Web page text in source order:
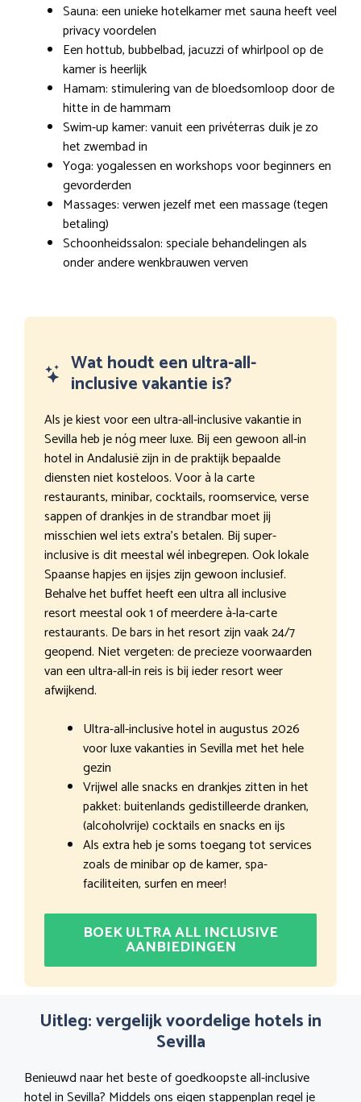
Sauna: een unieke hotelkamer met sauna heeft veel
privacy voordelen
Een hottub, bubbelbad, jacuzzi of whirlpool op de
kamer is heerlijk
Hamam: stimulering van de bloedsomloop door de
hitte in de hammam
Swim-up kamer: vanuit een privéterras duik je zo
het zwembad in
Yoga: yogalessen en workshops voor beginners en
gevorderden
Massages: verwen jezelf met een massage (tegen
betaling)
Schoonheidssalon: speciale behandelingen als
onder andere wenkbrauwen verven
Wat houdt een ultra-all-
inclusive vakantie is?
Als je kiest voor een ultra-all-inclusive vakantie in
Sevilla heb je nóg meer luxe. Bij een gewoon all-in
hotel in Andalusië zijn in de praktijk bepaalde
diensten niet kosteloos. Voor à la carte
restaurants, minibar, cocktails, roomservice, verse
sappen of drankjes in de strandbar moet jij
misschien wel iets extra’s betalen. Bij super-
inclusive is dit meestal wél inbegrepen. Ook lokale
Spaanse hapjes en ijsjes zijn gewoon inclusief.
Behalve het buffet heeft een ultra all inclusive
resort meestal ook 1 of meerdere à-la-carte
restaurants. De bars in het resort zijn vaak 24/7
geopend. Niet vergeten: de precieze voorwaarden
van een ultra-all-in reis is bij ieder resort weer
afwijkend.
Ultra-all-inclusive hotel in augustus 2026
voor luxe vakanties in Sevilla met het hele
gezin
Vrijwel alle snacks en drankjes zitten in het
pakket: buitenlands gedistilleerde dranken,
(alcoholvrije) cocktails en snacks en ijs
Als extra heb je soms toegang tot services
zoals de minibar op de kamer, spa-
faciliteiten, surfen en meer!
BOEK ULTRA ALL INCLUSIVE
AANBIEDINGEN
Uitleg: vergelijk voordelige hotels in
Sevilla
Benieuwd naar het beste of goedkoopste all-inclusive